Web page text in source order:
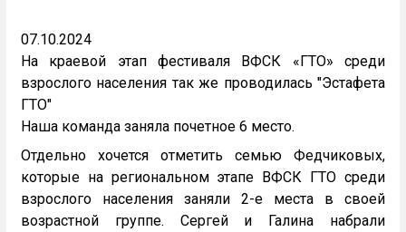
07.10.2024
На краевой этап фестиваля ВФСК «ГТО» среди
взрослого населения так же проводилась "Эстафета
ГТО"
Наша команда заняла почетное 6 место.
Отдельно хочется отметить семью Федчиковых,
которые на региональном этапе ВФСК ГТО среди
взрослого населения заняли 2-е места в своей
возрастной группе. Сергей и Галина набрали